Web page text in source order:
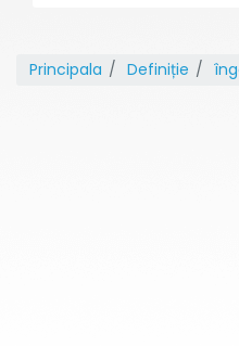
Principala Definiție